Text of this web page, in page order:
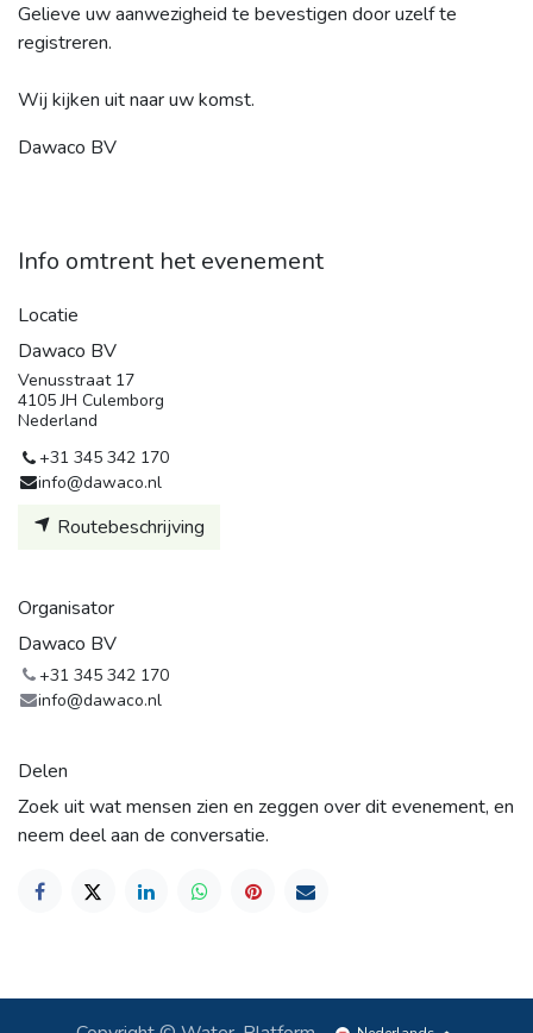
Gelieve uw aanwezigheid te bevestigen door uzelf te
registreren.
Wij kijken uit naar uw komst.
Dawaco BV
Info omtrent het evenement
Locatie
Dawaco BV
Venusstraat 17
4105 JH Culemborg
Nederland
+31 345 342 170
info@dawaco.nl
Routebeschrijving
Organisator
Dawaco BV
+31 345 342 170
info@dawaco.nl
Delen
Zoek uit wat mensen zien en zeggen over dit evenement, en
neem deel aan de conversatie.